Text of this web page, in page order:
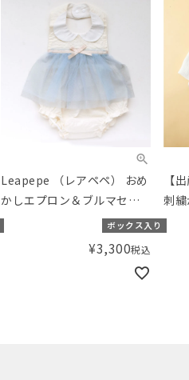
Leapepe （レアペペ） おめ
かしエプロン＆ブルマセッ
ト DRESS ホワイト （70-ボックス入り
¥3,300税込
【
刺
く